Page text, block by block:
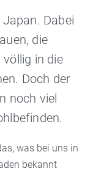
Dabei
die
in die
Doch der
noch viel
was bei uns in
bekannt